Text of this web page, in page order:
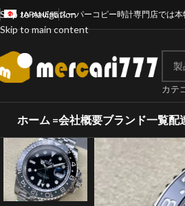
Skip to navigation
Skip to main content
JAPANESEスーパーコピー時計専門店では
カテ
ホーム =会社概要ブランド一覧配